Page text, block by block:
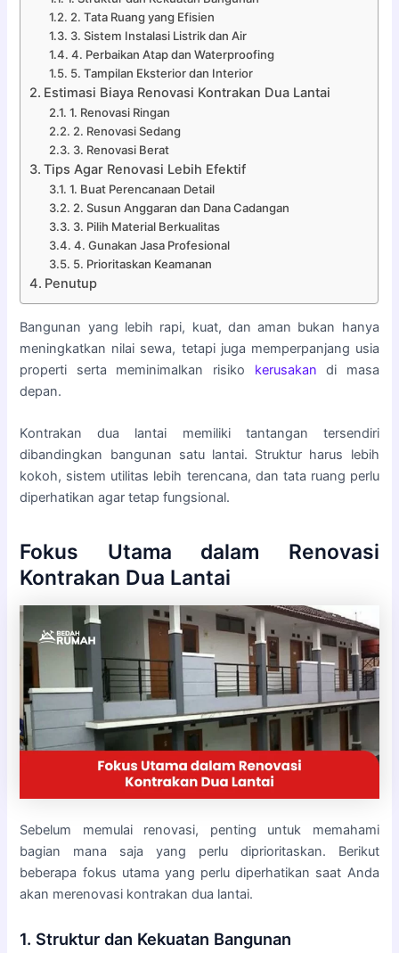
2. Tata Ruang yang Efisien
3. Sistem Instalasi Listrik dan Air
4. Perbaikan Atap dan Waterproofing
5. Tampilan Eksterior dan Interior
Estimasi Biaya Renovasi Kontrakan Dua Lantai
1. Renovasi Ringan
2. Renovasi Sedang
3. Renovasi Berat
Tips Agar Renovasi Lebih Efektif
1. Buat Perencanaan Detail
2. Susun Anggaran dan Dana Cadangan
3. Pilih Material Berkualitas
4. Gunakan Jasa Profesional
5. Prioritaskan Keamanan
Penutup
Bangunan yang lebih rapi, kuat, dan aman bukan hanya
meningkatkan nilai sewa, tetapi juga memperpanjang usia
properti serta meminimalkan risiko kerusakan di masa
depan.
Kontrakan dua lantai memiliki tantangan tersendiri
dibandingkan bangunan satu lantai. Struktur harus lebih
kokoh, sistem utilitas lebih terencana, dan tata ruang perlu
diperhatikan agar tetap fungsional.
Fokus Utama dalam Renovasi
Kontrakan Dua Lantai
Sebelum memulai renovasi, penting untuk memahami
bagian mana saja yang perlu diprioritaskan. Berikut
beberapa fokus utama yang perlu diperhatikan saat Anda
akan merenovasi kontrakan dua lantai.
1. Struktur dan Kekuatan Bangunan